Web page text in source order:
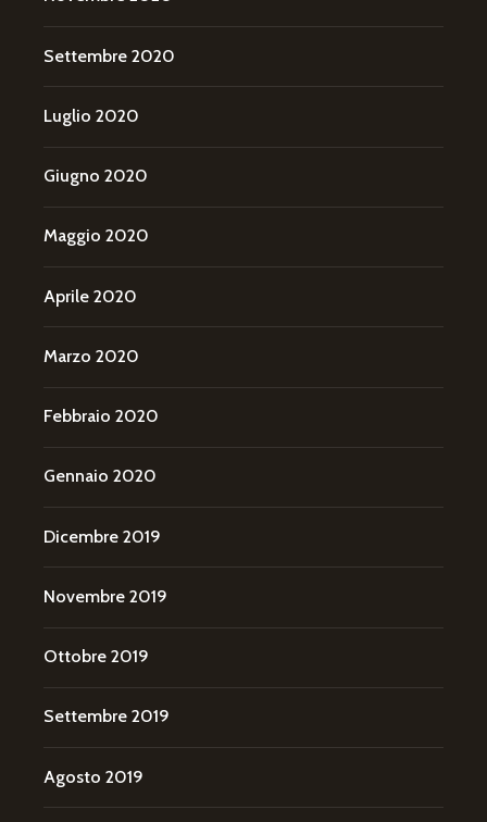
Settembre 2020
Luglio 2020
Giugno 2020
Maggio 2020
Aprile 2020
Marzo 2020
Febbraio 2020
Gennaio 2020
Dicembre 2019
Novembre 2019
Ottobre 2019
Settembre 2019
Agosto 2019